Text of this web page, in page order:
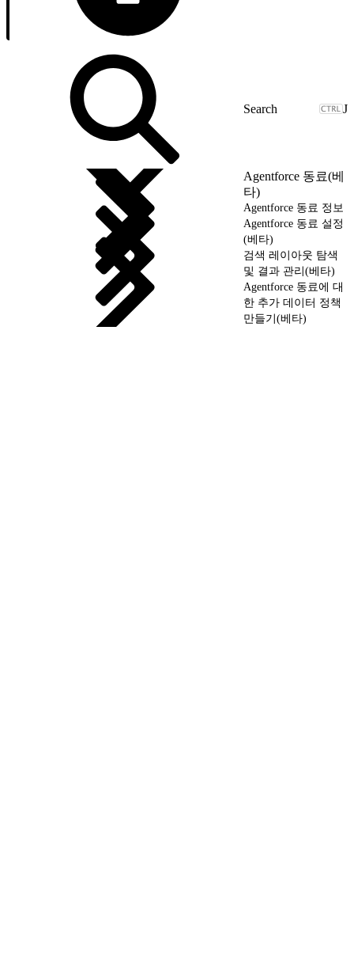
J
Agentforce 동료(베
타)
Agentforce 동료 정보
Agentforce 동료 설정
(베타)
검색 레이아웃 탐색
및 결과 관리(베타)
Agentforce 동료에 대
한 추가 데이터 정책
만들기(베타)